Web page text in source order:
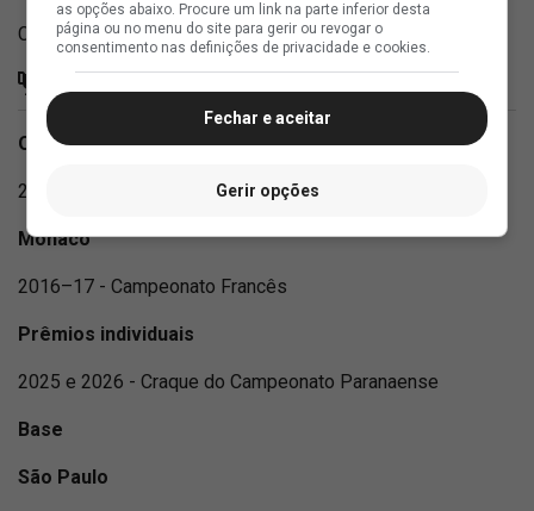
Com informações de OGol, Transfermarkt e Sofascore
Títulos
Operário Ferroviário
2025 e 2026 - Campeonato Paranaense
Monaco
2016–17 - Campeonato Francês
Prêmios individuais
2025 e 2026 - Craque do Campeonato Paranaense
Base
São Paulo
as opções abaixo. Procure um link na parte inferior desta
página ou no menu do site para gerir ou revogar o
consentimento nas definições de privacidade e cookies.
Fechar e aceitar
Gerir opções